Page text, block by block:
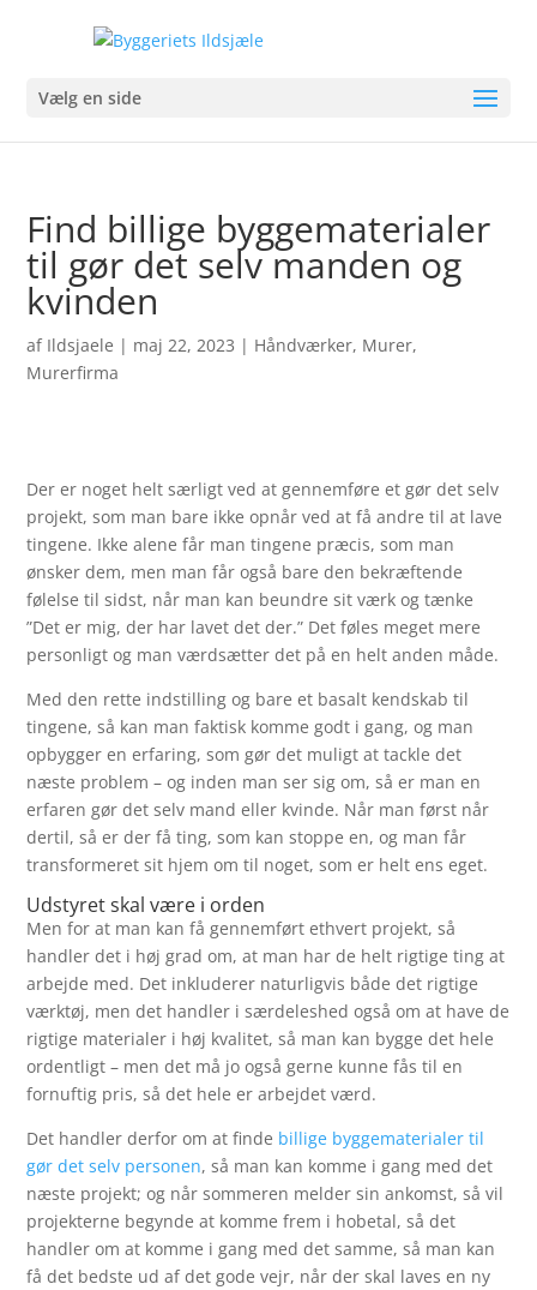
Vælg en side
Find billige byggematerialer
til gør det selv manden og
kvinden
af Ildsjaele | maj 22, 2023 | Håndværker, Murer,
Murerfirma
Der er noget helt særligt ved at gennemføre et gør det selv
projekt, som man bare ikke opnår ved at få andre til at lave
tingene. Ikke alene får man tingene præcis, som man
ønsker dem, men man får også bare den bekræftende
følelse til sidst, når man kan beundre sit værk og tænke
”Det er mig, der har lavet det der.” Det føles meget mere
personligt og man værdsætter det på en helt anden måde.
Med den rette indstilling og bare et basalt kendskab til
tingene, så kan man faktisk komme godt i gang, og man
opbygger en erfaring, som gør det muligt at tackle det
næste problem – og inden man ser sig om, så er man en
erfaren gør det selv mand eller kvinde. Når man først når
dertil, så er der få ting, som kan stoppe en, og man får
transformeret sit hjem om til noget, som er helt ens eget.
Udstyret skal være i orden
Men for at man kan få gennemført ethvert projekt, så
handler det i høj grad om, at man har de helt rigtige ting at
arbejde med. Det inkluderer naturligvis både det rigtige
værktøj, men det handler i særdeleshed også om at have de
rigtige materialer i høj kvalitet, så man kan bygge det hele
ordentligt – men det må jo også gerne kunne fås til en
fornuftig pris, så det hele er arbejdet værd.
Det handler derfor om at finde billige byggematerialer til
gør det selv personen, så man kan komme i gang med det
næste projekt; og når sommeren melder sin ankomst, så vil
projekterne begynde at komme frem i hobetal, så det
handler om at komme i gang med det samme, så man kan
få det bedste ud af det gode vejr, når der skal laves en ny